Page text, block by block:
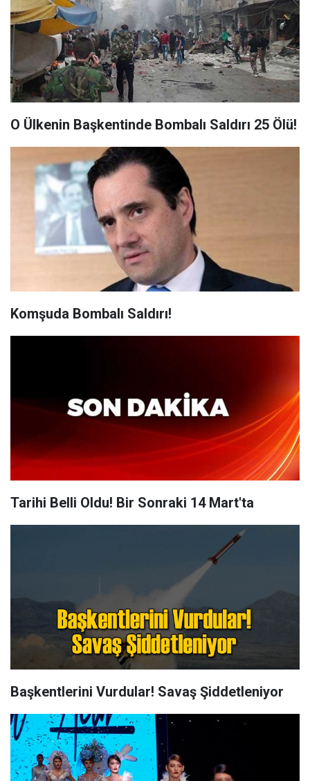
O Ülkenin Başkentinde Bombalı Saldırı 25 Ölü!
Komşuda Bombalı Saldırı!
Tarihi Belli Oldu! Bir Sonraki 14 Mart'ta
Başkentlerini Vurdular! Savaş Şiddetleniyor